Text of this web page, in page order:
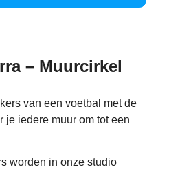
– Muurcirkel
van een voetbal met de
je iedere muur om tot een
worden in onze studio